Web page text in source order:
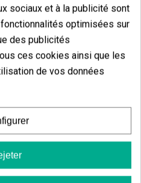
(141)
sociaux et à la publicité sont
optimisées sur
des publicités
ces cookies ainsi que les
de vos données